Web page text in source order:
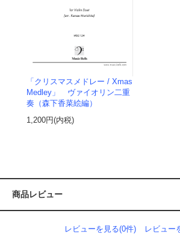
「クリスマスメドレー / Xmas
Medley」 ヴァイオリン二重
奏（森下香菜絵編）
1,200円(内税)
商品レビュー
レビューを見る(0件) レビュー